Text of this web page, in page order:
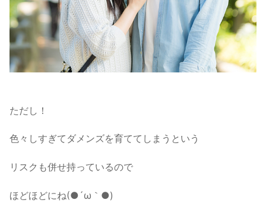
ただし！
色々しすぎてダメンズを育ててしまうという
リスクも併せ持っているので
ほどほどにね(●´ω｀●)